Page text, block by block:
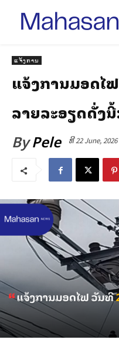
ແຈ້ງການ
ແຈ້ງການມອດໄ
ລາຍລະອຽດດັ່ງ
ByPele ທີ 22 June, 2026